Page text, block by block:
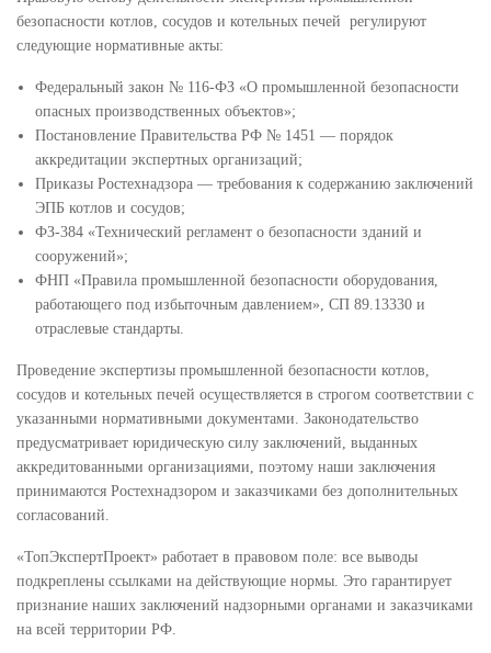
безопасности котлов, сосудов и котельных печей регулируют
следующие нормативные акты:
Федеральный закон № 116-ФЗ «О промышленной безопасности
опасных производственных объектов»;
Постановление Правительства РФ № 1451 — порядок
аккредитации экспертных организаций;
Приказы Ростехнадзора — требования к содержанию заключений
ЭПБ котлов и сосудов;
ФЗ-384 «Технический регламент о безопасности зданий и
сооружений»;
ФНП «Правила промышленной безопасности оборудования,
работающего под избыточным давлением», СП 89.13330 и
отраслевые стандарты.
Проведение экспертизы промышленной безопасности котлов,
сосудов и котельных печей осуществляется в строгом соответствии с
указанными нормативными документами. Законодательство
предусматривает юридическую силу заключений, выданных
аккредитованными организациями, поэтому наши заключения
принимаются Ростехнадзором и заказчиками без дополнительных
согласований.
«ТопЭкспертПроект» работает в правовом поле: все выводы
подкреплены ссылками на действующие нормы. Это гарантирует
признание наших заключений надзорными органами и заказчиками
на всей территории РФ.